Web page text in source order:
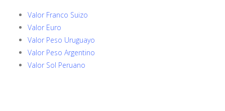
Valor Franco Suizo
Valor Euro
Valor Peso Uruguayo
Valor Peso Argentino
Valor Sol Peruano